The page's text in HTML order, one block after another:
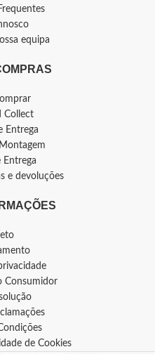
equipa
Collect
Entrega
Entrega
e devoluções
Consumidor
de Cookies